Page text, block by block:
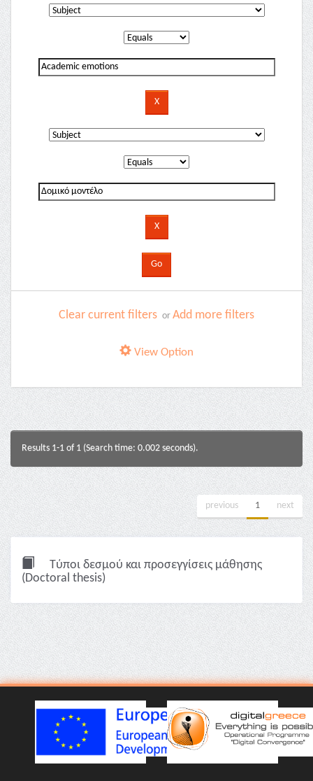
Clear current filters or Add more filters
View Option
Results 1-1 of 1 (Search time: 0.002 seconds).
previous 1 next
Τύποι δεσμού και προσεγγίσεις μάθησης
(Doctoral thesis)